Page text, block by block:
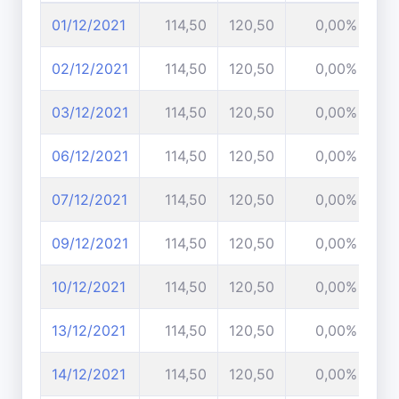
01/12/2021 114,50 120,50 0,00%
02/12/2021 114,50 120,50 0,00%
03/12/2021 114,50 120,50 0,00%
06/12/2021 114,50 120,50 0,00%
07/12/2021 114,50 120,50 0,00%
09/12/2021 114,50 120,50 0,00%
10/12/2021 114,50 120,50 0,00%
13/12/2021 114,50 120,50 0,00%
14/12/2021 114,50 120,50 0,00%